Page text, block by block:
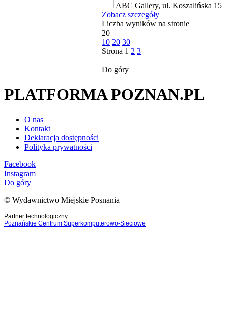
ABC Gallery, ul. Koszalińska 15
Zobacz szczegóły
Liczba wyników na stronie
20
10 20 30
Strona 1 2 3
Do góry
PLATFORMA POZNAN.PL
O nas
Kontakt
Deklaracja dostępności
Polityka prywatności
Facebook
Instagram
Do góry
© Wydawnictwo Miejskie Posnania
Partner technologiczny:
Poznańskie Centrum Superkomputerowo-Sieciowe